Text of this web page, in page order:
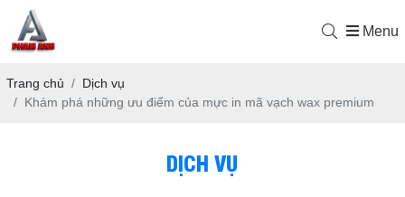
Menu
Trang chủ
Dịch vụ
Khám phá những ưu điểm của mực in mã vạch wax premium
DỊCH VỤ